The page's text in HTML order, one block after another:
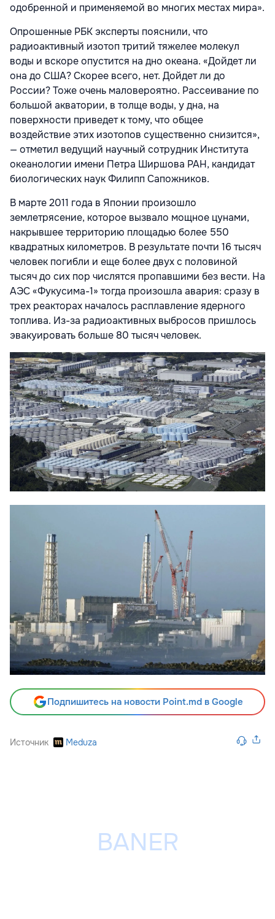
одобренной и применяемой во многих местах мира».
Опрошенные РБК эксперты пояснили, что
радиоактивный изотоп тритий тяжелее молекул
воды и вскоре опустится на дно океана. «Дойдет ли
она до США? Скорее всего, нет. Дойдет ли до
России? Тоже очень маловероятно. Рассеивание по
большой акватории, в толще воды, у дна, на
поверхности приведет к тому, что общее
воздействие этих изотопов существенно снизится»,
— отметил ведущий научный сотрудник Института
океанологии имени Петра Ширшова РАН, кандидат
биологических наук Филипп Сапожников.
В марте 2011 года в Японии произошло
землетрясение, которое вызвало мощное цунами,
накрывшее территорию площадью более 550
квадратных километров. В результате почти 16 тысяч
человек погибли и еще более двух с половиной
тысяч до сих пор числятся пропавшими без вести. На
АЭС «Фукусима-1» тогда произошла авария: сразу в
трех реакторах началось расплавление ядерного
топлива. Из-за радиоактивных выбросов пришлось
эвакуировать больше 80 тысяч человек.
Подпишитесь на новости Point.md в Google
Источник Meduza